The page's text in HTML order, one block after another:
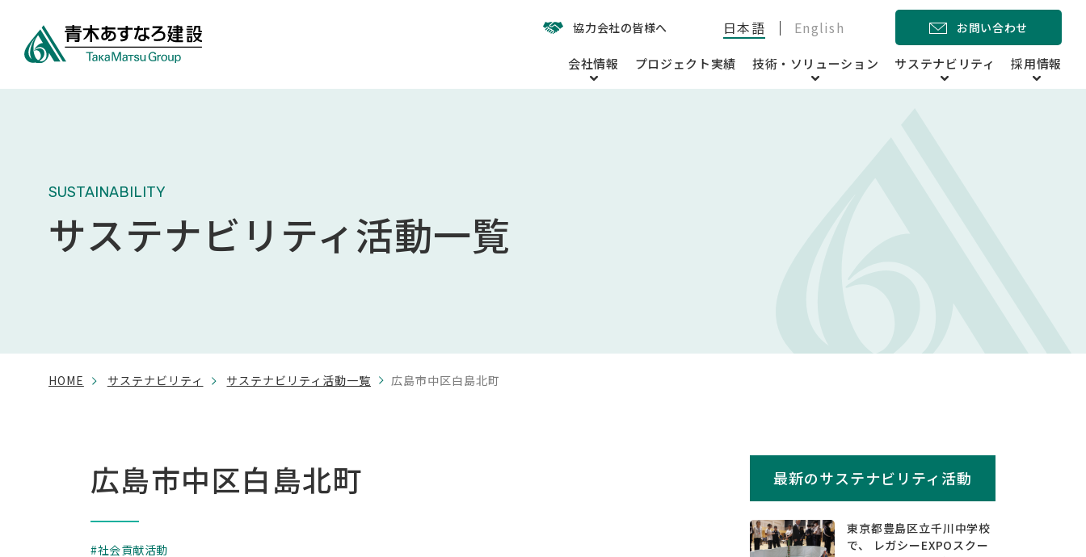
日本語 English
会社情報 プロジェクト実績 技術・ソリューション サステナビリティ 採用情報
協力会社の皆様へ お問い合わせ
SUSTAINABILITY
サステナビリティ活動一覧
HOME サステナビリティ サステナビリティ活動一覧 広島市中区白島北町
広島市中区白島北町
社会貢献活動
最新のサステナビリティ活動
東京都豊島区立千川中学校
で、 レガシーEXPOスクー